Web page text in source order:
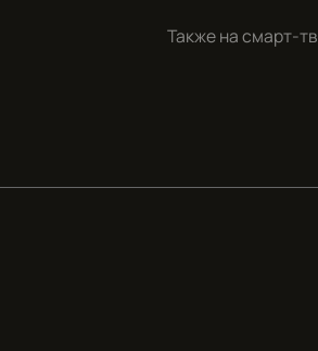
Также на смарт-тв